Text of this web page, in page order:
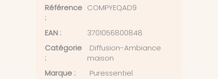
Référence
:
COMPYEQAD9
EAN :
3701056800848
Catégorie
:
Diffusion-Ambiance
maison
Marque :
Puressentiel